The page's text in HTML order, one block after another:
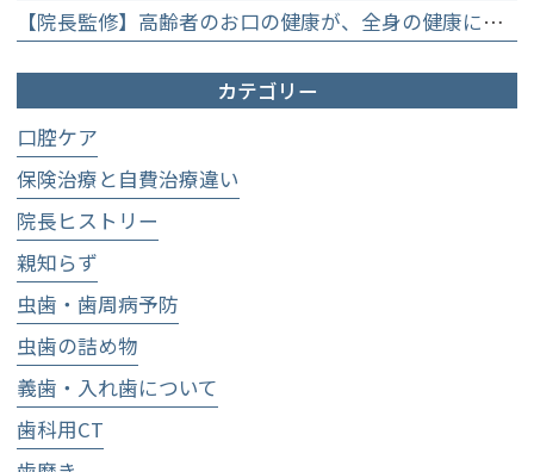
【院長監修】高齢者のお口の健康が、全身の健康につながる理由。生涯おいしく食べるための「口内環境検査」とオーダーメイド予防】
カテゴリー
口腔ケア
保険治療と自費治療違い
院長ヒストリー
親知らず
虫歯・歯周病予防
虫歯の詰め物
義歯・入れ歯について
歯科用CT